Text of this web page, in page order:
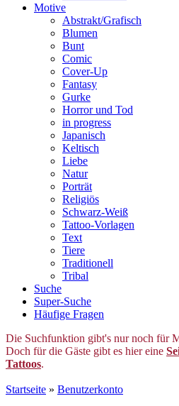
Motive
Abstrakt/Grafisch
Blumen
Bunt
Comic
Cover-Up
Fantasy
Gurke
Horror und Tod
in progress
Japanisch
Keltisch
Liebe
Natur
Porträt
Religiös
Schwarz-Weiß
Tattoo-Vorlagen
Text
Tiere
Traditionell
Tribal
Suche
Super-Suche
Häufige Fragen
Die Suchfunktion gibt's nur noch für
Doch für die Gäste gibt es hier eine
Tattoos.
Startseite » Benutzerkonto